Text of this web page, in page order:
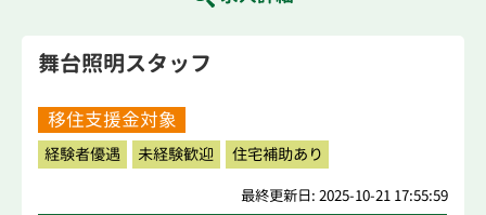
舞台照明スタッフ
移住支援金対象
経験者優遇 未経験歓迎 住宅補助あり
最終更新日: 2025-10-21 17:55:59